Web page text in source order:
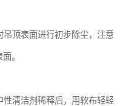
顶表面进行初步除尘，注意
。
清洁剂稀释后，用软布轻轻